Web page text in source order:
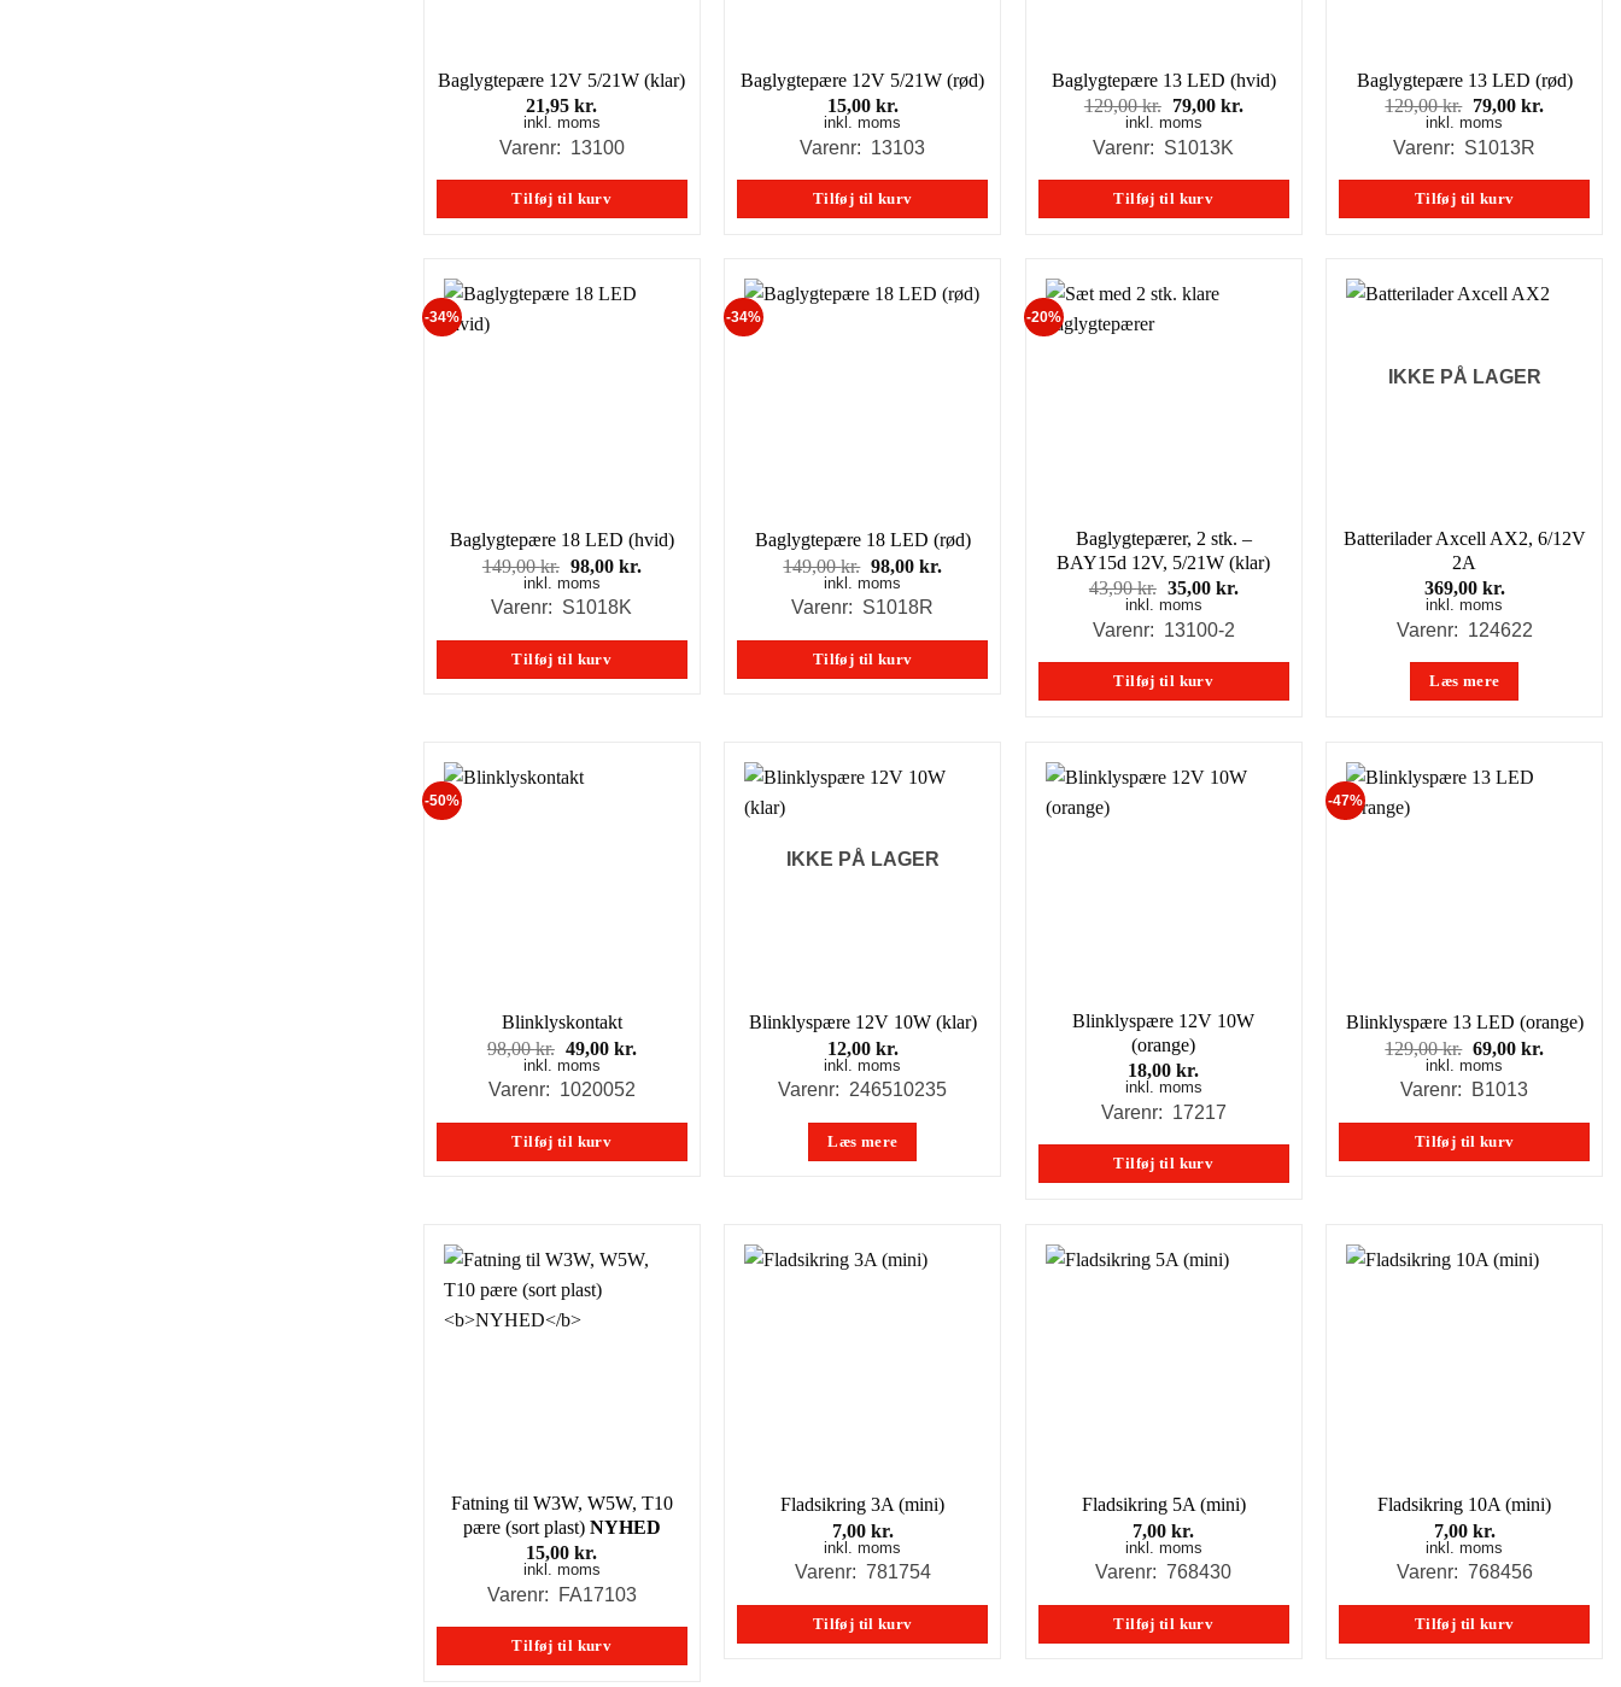
Baglygtepære 12V 5/21W (klar)
21,95kr.
inkl. moms
Varenr: 13100
Tilføj til kurv
Baglygtepære 12V 5/21W (rød)
15,00 kr.
inkl. moms
Varenr: 13103
Tilføj til kurv
Baglygtepære 13 LED (hvid)
129,00kr. Den
oprindelige
pris
129,00 kr..
79,00 kr.Den
79,00 kr..
inkl. moms
Varenr: S1013K
Tilføj til kurv
Baglygtepære 13 LED (rød)
129,00kr. Den
oprindelige
pris
129,00 kr..
79,00kr.
79,00 kr..
inkl. moms
Varenr: S1013R
Tilføj til kurv
-34%
Baglygtepære 18 LED (hvid)
149,00kr. Den
oprindelige
pris
149,00 kr..
98,00 kr.Den
98,00 kr..
inkl. moms
Varenr: S1018K
Tilføj til kurv
-34%
Baglygtepære 18 LED (rød)
149,00kr. Den
oprindelige
pris
149,00 kr..
98,00kr.
98,00 kr..
inkl. moms
Varenr: S1018R
Tilføj til kurv
-20%
Baglygtepærer, 2 stk. –
BAY15d 12V, 5/21W (klar)
43,90kr. Den
oprindelige
pris
43,90 kr..
35,00 kr.Den
35,00 kr..
inkl. moms
Varenr: 13100-2
Tilføj til kurv
IKKE PÅ LAGER
Batterilader Axcell AX2, 6/12V
2A
369,00 kr.
inkl. moms
Varenr: 124622
Læs mere
-50%
Blinklyskontakt
98,00kr. Den
oprindelige
pris
98,00 kr..
49,00 kr.Den
49,00 kr..
inkl. moms
Varenr: 1020052
Tilføj til kurv
IKKE PÅ LAGER
Blinklyspære 12V 10W (klar)
12,00 kr.
inkl. moms
Varenr: 246510235
Læs mere
Blinklyspære 12V 10W
(orange)
18,00kr.
inkl. moms
Varenr: 17217
Tilføj til kurv
-47%
Blinklyspære 13 LED (orange)
129,00kr. Den
oprindelige
pris
129,00 kr..
69,00kr.
69,00 kr..
inkl. moms
Varenr: B1013
Tilføj til kurv
Fatning til W3W, W5W, T10
pære (sort plast) NYHED
15,00kr.
inkl. moms
Varenr: FA17103
Tilføj til kurv
Fladsikring 3A (mini)
7,00 kr.
inkl. moms
Varenr: 781754
Tilføj til kurv
Fladsikring 5A (mini)
7,00kr.
inkl. moms
Varenr: 768430
Tilføj til kurv
Fladsikring 10A (mini)
7,00 kr.
inkl. moms
Varenr: 768456
Tilføj til kurv